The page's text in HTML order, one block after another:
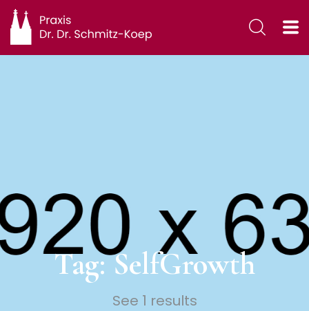
Tag: SelfGrowth
See 1 results